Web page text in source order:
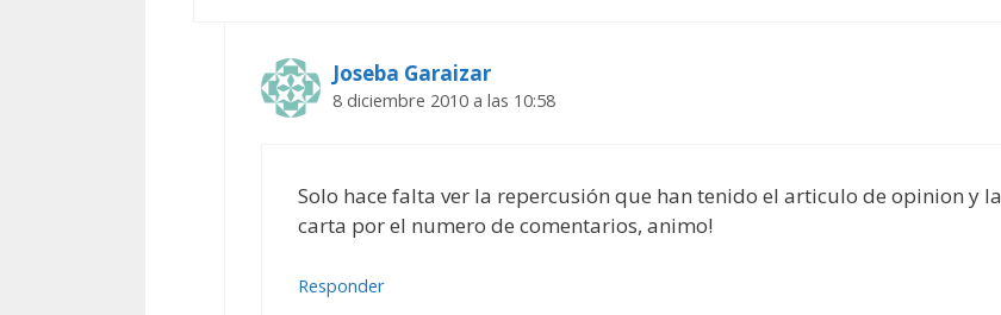
Joseba Garaizar
8 diciembre 2010 a las 10:58
Solo hace falta ver la repercusión que han tenido el articulo de opinion y la
carta por el numero de comentarios, animo!
Responder